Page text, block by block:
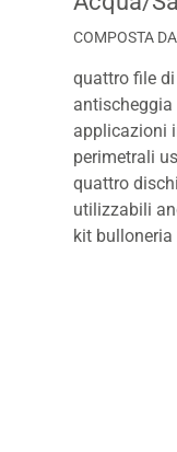
COMPOSTA
quattro file
antischeggia
applicazioni
perimetrali
quattro
utilizzabili
kit